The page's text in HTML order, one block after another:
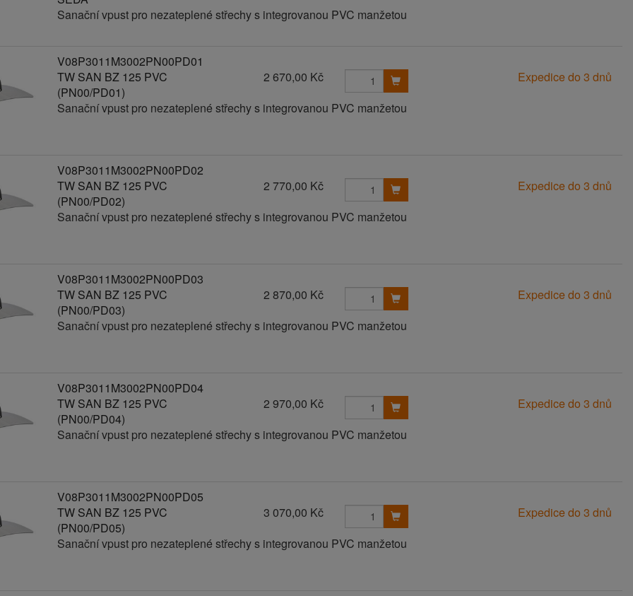
Sanační vpust pro nezateplené střechy s integrovanou PVC manžetou
V08P3011M3002PN00PD01
TW SAN BZ 125 PVC
(PN00/PD01)
2 670,00 Kč
Expedice do 3 dnů
Sanační vpust pro nezateplené střechy s integrovanou PVC manžetou
V08P3011M3002PN00PD02
TW SAN BZ 125 PVC
(PN00/PD02)
2 770,00 Kč
Expedice do 3 dnů
Sanační vpust pro nezateplené střechy s integrovanou PVC manžetou
V08P3011M3002PN00PD03
TW SAN BZ 125 PVC
(PN00/PD03)
2 870,00 Kč
Expedice do 3 dnů
Sanační vpust pro nezateplené střechy s integrovanou PVC manžetou
V08P3011M3002PN00PD04
TW SAN BZ 125 PVC
(PN00/PD04)
2 970,00 Kč
Expedice do 3 dnů
Sanační vpust pro nezateplené střechy s integrovanou PVC manžetou
V08P3011M3002PN00PD05
TW SAN BZ 125 PVC
(PN00/PD05)
3 070,00 Kč
Expedice do 3 dnů
Sanační vpust pro nezateplené střechy s integrovanou PVC manžetou